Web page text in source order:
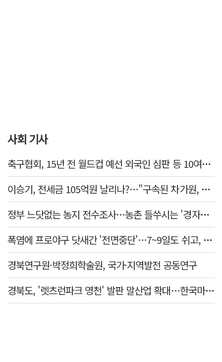
사회 기사
축구협회, 15년 전 월드컵 예선 외국인 심판 등 10여명에 '성 접대'
이승기, 전세금 105억원 날리나?…"구속된 차가원, 형사 범죄 영역"
정부 느닷없는 농지 전수조사…농촌 들쑤시는 '경자유전'의 칼날
폭염에 프로야구 닷새간 '전면중단'…7~9일도 쉬고, 11일 재개
경북연구원·박정희학술원, 국가·지역발전 공동연구
경북도, '렛츠런파크 영천' 발판 말산업 확대…한국마사회 유치도 총력